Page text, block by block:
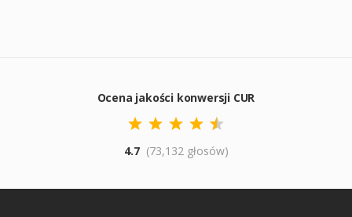
Ocena jakości konwersji CUR
4.7 (73,132 głosów)